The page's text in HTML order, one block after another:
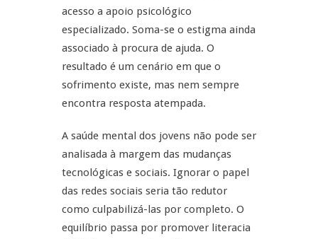
acesso a apoio psicológico
especializado. Soma-se o estigma ainda
associado à procura de ajuda. O
resultado é um cenário em que o
sofrimento existe, mas nem sempre
encontra resposta atempada.
A saúde mental dos jovens não pode ser
analisada à margem das mudanças
tecnológicas e sociais. Ignorar o papel
das redes sociais seria tão redutor
como culpabilizá-las por completo. O
equilíbrio passa por promover literacia